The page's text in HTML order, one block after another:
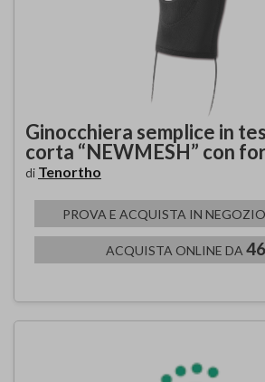
Ginocchiera semplice in
corta “NEWMESH” con
di Tenortho
PROVA E ACQUISTA IN
ACQUISTA ONLINE DA